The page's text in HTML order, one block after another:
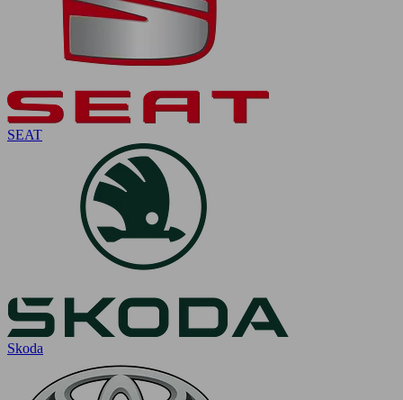
SEAT
Skoda